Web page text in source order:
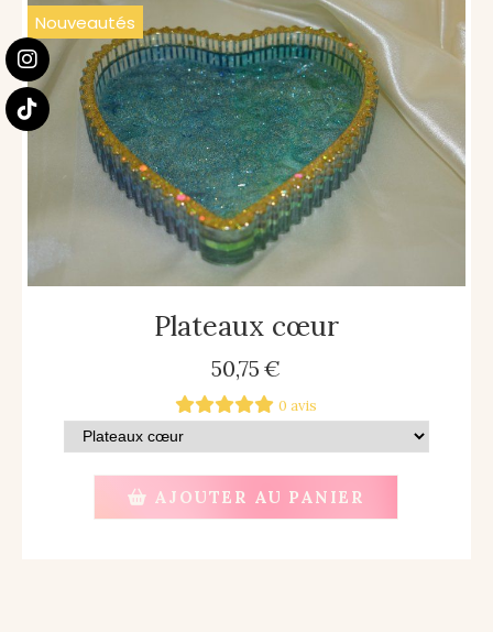
Nouveautés
Plateaux cœur
50,75 €
0 avis
AJOUTER AU PANIER